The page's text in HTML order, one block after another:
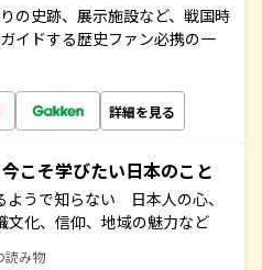
の史跡、展示施設など、戦国時
イドする歴史ファン必携の一
詳細を見る
こそ学びたい日本のこと
ようで知らない 日本人の心、
文化、信仰、地域の魅力など
読み物